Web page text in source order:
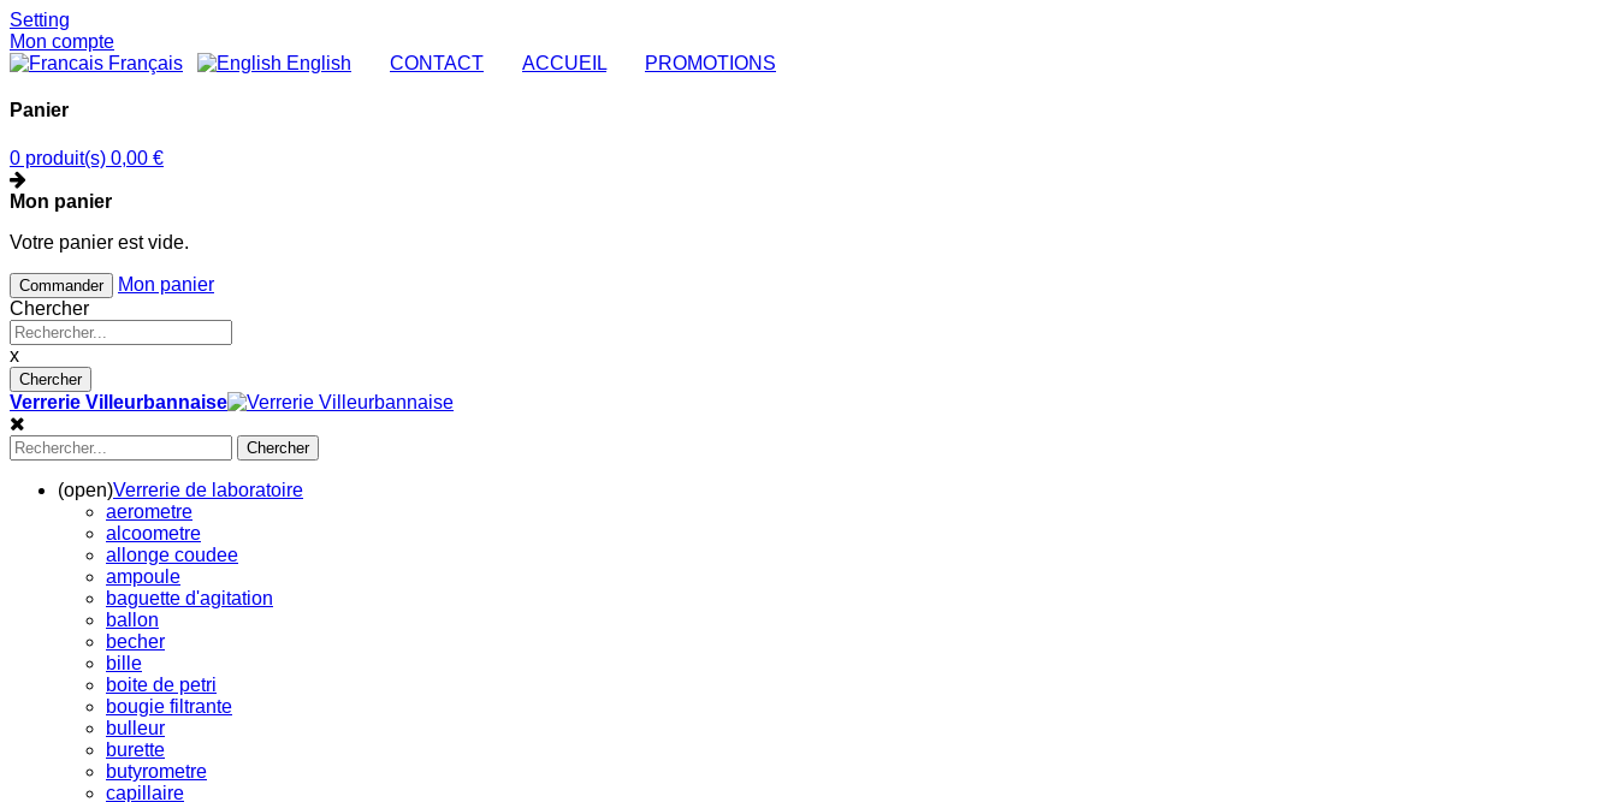
Setting
Mon compte
Français
English CONTACT ACCUEIL PROMOTIONS
Panier
0 produit(s) 0,00 €
Mon panier
Votre panier est vide.
Commander
Mon panier
Chercher
x
Chercher
Verrerie Villeurbannaise
Chercher
(open)Verrerie de laboratoire
aerometre
alcoometre
allonge coudee
ampoule
baguette d'agitation
ballon
becher
bille
boite de petri
bougie filtrante
bulleur
burette
butyrometre
capillaire